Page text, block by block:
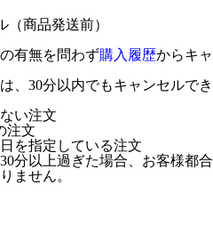
商品発送前）
有無を問わず購入履歴からキャ
、30分以内でもキャンセルでき
い注文
注文
を指定している注文
分以上過ぎた場合、お客様都合
ません。